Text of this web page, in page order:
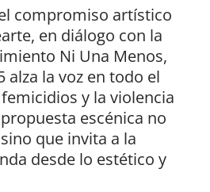
compromiso artístico
en diálogo con la
Ni Una Menos,
alza la voz en todo el
y la violencia
escénica no
que invita a la
desde lo estético y